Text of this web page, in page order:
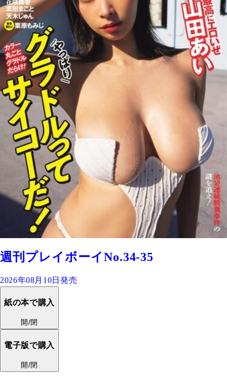
週刊プレイボーイNo.34-35
2026年08月10日発売
紙の本で購入
開/閉
電子版で購入
開/閉